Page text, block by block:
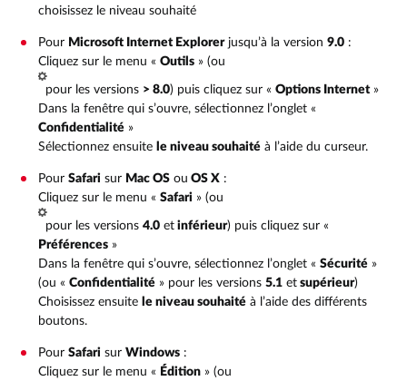
choisissez le niveau souhaité
Pour Microsoft Internet Explorerjusqu’à la version 9.0 :
Cliquez sur le menu « Outils » (ou
pour les versions > 8.0) puis cliquez sur « Options Internet»
Dans la fenêtre qui s’ouvre, sélectionnez l’onglet «
Confidentialité »
Sélectionnez ensuite le niveau souhaité à l’aide du curseur.
Pour Safari sur Mac OS ou OS X :
Cliquez sur le menu « Safari » (ou
pour les versions 4.0 et inférieur) puis cliquez sur «
Préférences »
Dans la fenêtre qui s’ouvre, sélectionnez l’onglet « Sécurité »
(ou « Confidentialité » pour les versions 5.1 et supérieur)
Choisissez ensuite le niveau souhaité à l’aide des différents
boutons.
Pour Safari sur Windows :
Cliquez sur le menu « Édition » (ou